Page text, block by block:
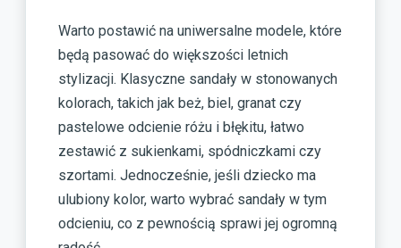
Warto postawić na uniwersalne modele, które
będą pasować do większości letnich
stylizacji. Klasyczne sandały w stonowanych
kolorach, takich jak beż, biel, granat czy
pastelowe odcienie różu i błękitu, łatwo
zestawić z sukienkami, spódniczkami czy
szortami. Jednocześnie, jeśli dziecko ma
ulubiony kolor, warto wybrać sandały w tym
odcieniu, co z pewnością sprawi jej ogromną